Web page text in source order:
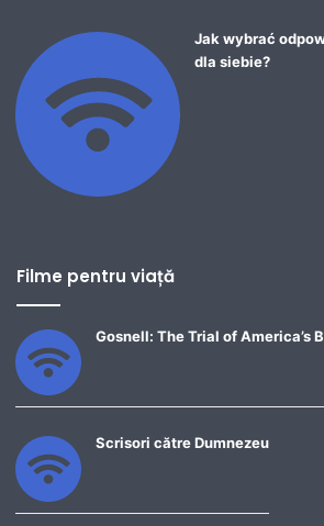
Jak wybrać
dla siebie?
Filme pentru viață
Gosnell: The Trial of America’s
Scrisori către Dumnezeu